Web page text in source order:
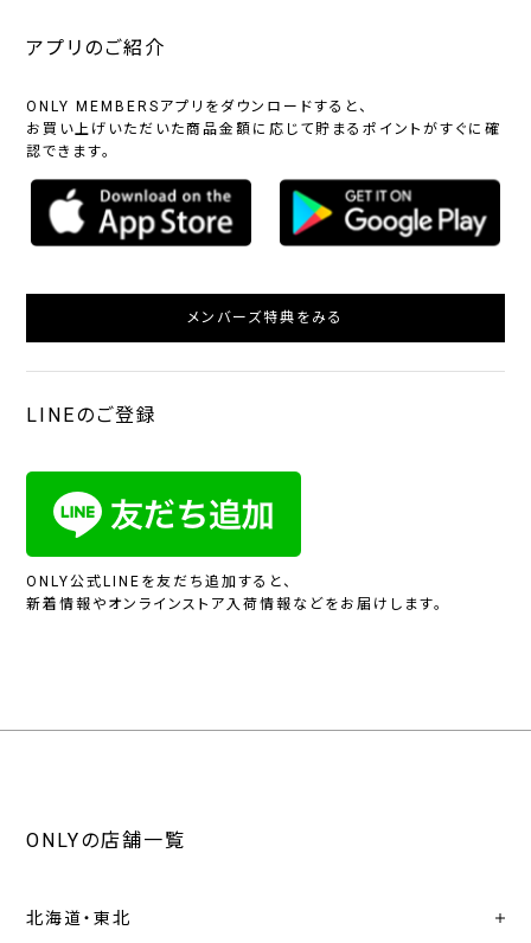
アプリのご紹介
ONLY MEMBERSアプリをダウンロードすると、
お買い上げいただいた商品金額に応じて貯まるポイントがすぐに確
認できます。
メンバーズ特典をみる
LINEのご登録
ONLY公式LINEを友だち追加すると、
新着情報やオンラインストア入荷情報などをお届けします。
ONLYの店舗一覧
北海道・東北